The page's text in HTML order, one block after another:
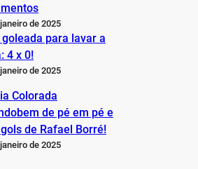
de 2025
goleada para lavar a
4 x 0!
de 2025
Colorada
de pé em pé e
de Rafael Borré!
de 2025